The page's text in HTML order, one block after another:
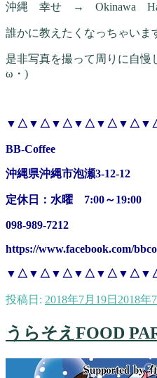
沖縄 幸せ → Okinawa
誰かに教えたくなっちゃいま
是非写真を撮って周りに自慢
ω・)
BB-Coffee
沖縄県沖縄市泡瀬3-12-12
定休日：水曜 7:00～19:00
098-989-7212
https://www.facebook.com/
投稿日: 2018年7月19日 2018年
うらそえFOOD